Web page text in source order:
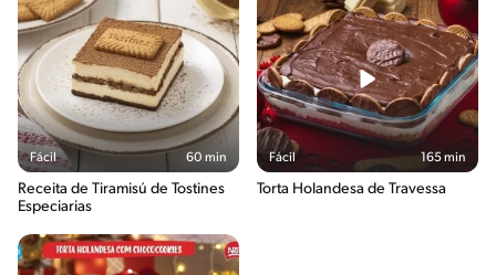
Fácil 60 min
Receita de Tiramisú de Tostines
Especiarias
Fácil 165 min
Torta Holandesa de Travessa